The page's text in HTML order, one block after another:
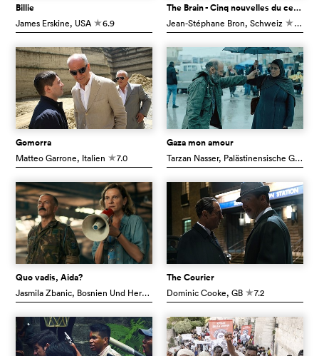
Billie
James Erskine, USA c6.9
The Brain - Cinq nouvelles du cerveau
Jean-Stéphane Bron, Schweiz c6.6
Gomorra
Matteo Garrone, Italien c7.0
Gaza mon amour
Tarzan Nasser, Palästinensische Gebiete
Quo vadis, Aida?
Jasmila Zbanic, Bosnien Und Herzegowina c8.0
The Courier
Dominic Cooke, GB c7.2